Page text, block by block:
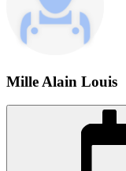
Mille Alain Louis